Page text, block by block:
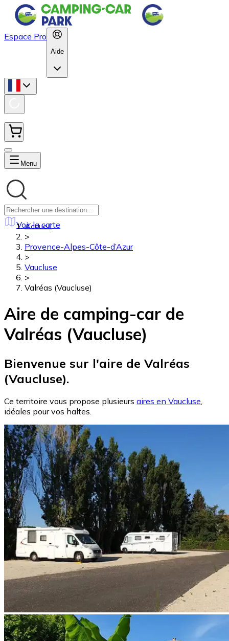
Espace Pro
Aide
Menu
Voir la carte
Accueil
>
Provence-Alpes-Côte-d’Azur
>
Vaucluse
>
Valréas (Vaucluse)
Aire de camping-car de
Valréas (Vaucluse)
Bienvenue sur l'aire de Valréas
(Vaucluse).
Ce territoire vous propose plusieurs aires en Vaucluse,
idéales pour vos haltes.